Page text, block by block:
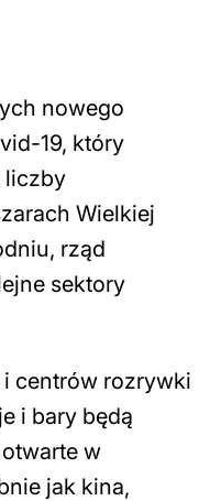
nowego
19, który
liczby
Wielkiej
rząd
sektory
centrów rozrywki
i bary będą
w
jak kina,